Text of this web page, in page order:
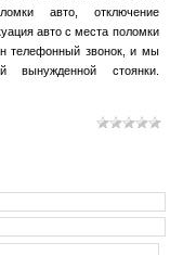
авто, отключение
авто с места поломки
телефонный звонок, и мы
стоянки.